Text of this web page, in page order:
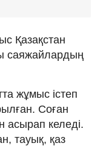
Қазақстан
саяжайлардың
жұмыс істеп
Соған
асырап келеді.
тауық, қаз